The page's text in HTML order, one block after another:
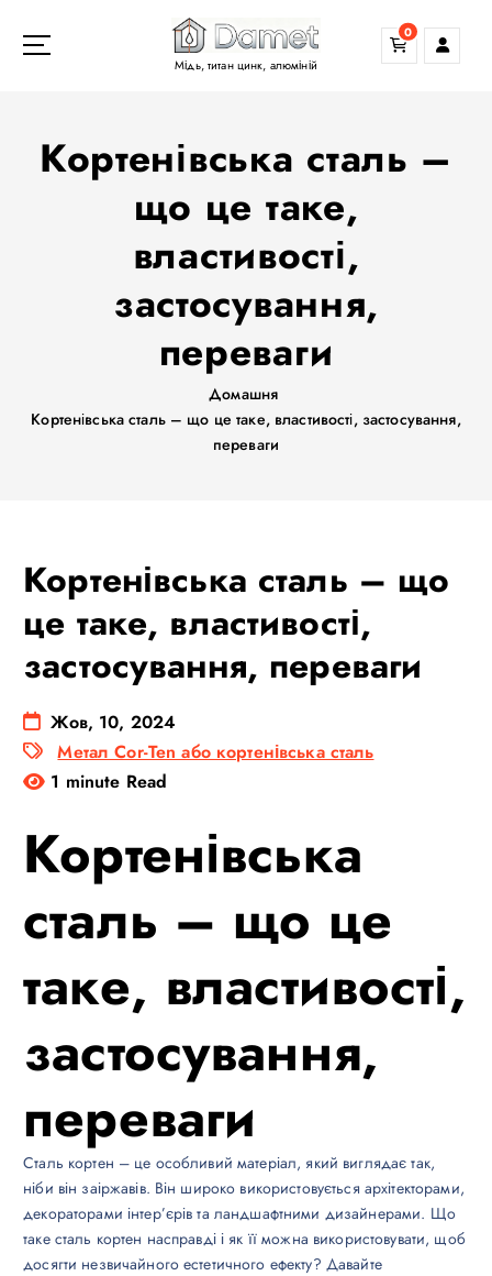
Мідь, титан цинк, алюміній
0
Кортенівська сталь –
що це таке,
властивості,
застосування,
переваги
Домашня
Кортенівська сталь – що це таке, властивості, застосування,
переваги
Кортенівська сталь – що
це таке, властивості,
застосування, переваги
Жов, 10, 2024
Метал Cor-Ten або кортенівська сталь
1 minute Read
Кортенівська
сталь – що це
таке, властивості,
застосування,
переваги
Сталь кортен – це особливий матеріал, який виглядає так,
ніби він заіржавів. Він широко використовується архітекторами,
декораторами інтер’єрів та ландшафтними дизайнерами. Що
таке сталь кортен насправді і як її можна використовувати, щоб
досягти незвичайного естетичного ефекту? Давайте